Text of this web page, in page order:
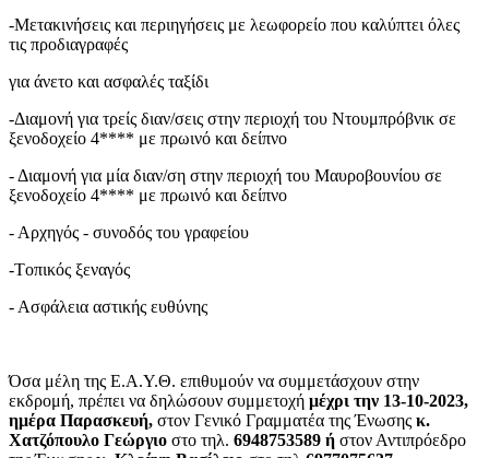
-Mετακινήσεις και περιηγήσεις με λεωφορείο που καλύπτει όλες
τις προδιαγραφές
για άνετο και ασφαλές ταξίδι
-Διαμονή για τρείς διαν/σεις στην περιοχή του Ντουμπρόβνικ σε
ξενοδοχείο 4**** με πρωινό και δείπνο
- Διαμονή για μία διαν/ση στην περιοχή του Μαυροβουνίου σε
ξενοδοχείο 4**** με πρωινό και δείπνο
- Αρχηγός - συνοδός του γραφείου
-Tοπικός ξεναγός
- Ασφάλεια αστικής ευθύνης
Όσα μέλη της Ε.Α.Υ.Θ. επιθυμούν να συμμετάσχουν στην
εκδρομή, πρέπει να δηλώσουν συμμετοχή μέχρι την 13-10-2023,
ημέρα Παρασκευή, στον Γενικό Γραμματέα της Ένωσης κ.
Χατζόπουλο Γεώργιο στο τηλ. 6948753589 ή στον Αντιπρόεδρο